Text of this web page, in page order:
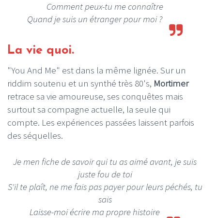
Comment peux-tu me connaître
Quand je suis un étranger pour moi ?
La vie quoi.
"You And Me" est dans la même lignée. Sur un
riddim soutenu et un synthé très 80's, Mortimer
retrace sa vie amoureuse, ses conquêtes mais
surtout sa compagne actuelle, la seule qui
compte. Les expériences passées laissent parfois
des séquelles.
Je men fiche de savoir qui tu as aimé avant, je suis
juste fou de toi
S'il te plaît, ne me fais pas payer pour leurs péchés, tu
sais
Laisse-moi écrire ma propre histoire